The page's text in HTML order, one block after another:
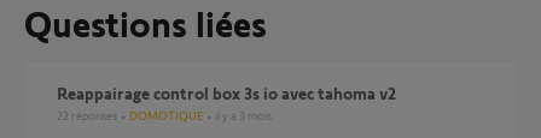
Questions liées
Reappairage control box 3s io avec tahoma v2
22 réponses DOMOTIQUE il y a 3 mois